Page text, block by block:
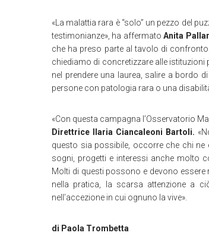
«La malattia rara è “solo” un pezzo del
testimonianze», ha affermatoAnita
che ha preso parte al tavolo di
chiediamo di concretizzare alle istituzioni
nel prendere una laurea, salire a bordo
persone con patologia rara o una
«Con questa campagna l’Osservatorio
Direttrice Ilaria Ciancaleoni Bartoli.
questo sia possibile, occorre che chi ne
sogni, progetti e interessi anche molto
Molti di questi possono e devono essere
nella pratica, la scarsa attenzione a
nell’accezione in cui ognuno la vive».
di Paola Trombetta